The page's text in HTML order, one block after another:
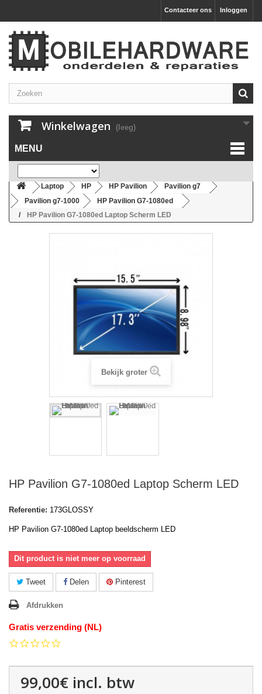
Inloggen
Contacteer ons
Winkelwagen (leeg)
MENU
Laptop HP HP Pavilion
Pavilion g7
Pavilion g7-1000
HP Pavilion G7-1080ed
HP Pavilion G7-1080ed Laptop Scherm LED
Bekijk groter
HP Pavilion G7-1080ed Laptop Scherm LED
Referentie: 173GLOSSY
HP Pavilion G7-1080ed Laptop beeldscherm LED
Dit product is niet meer op voorraad
Tweet Delen Pinterest
Afdrukken
Gratis verzending (NL)
99,00€ incl. btw